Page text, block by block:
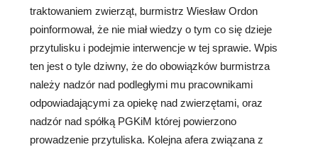
traktowaniem zwierząt, burmistrz Wiesław Ordon
poinformował, że nie miał wiedzy o tym co się dzieje
przytulisku i podejmie interwencje w tej sprawie. Wpis
ten jest o tyle dziwny, że do obowiązków burmistrza
należy nadzór nad podległymi mu pracownikami
odpowiadającymi za opiekę nad zwierzętami, oraz
nadzór nad spółką PGKiM której powierzono
prowadzenie przytuliska. Kolejna afera związana z